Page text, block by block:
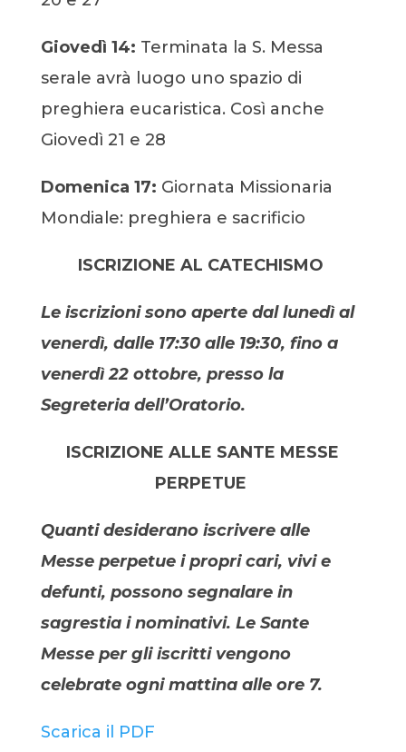
Giovedì 14: Terminata la S. Messa
serale avrà luogo uno spazio di
preghiera eucaristica. Così anche
Giovedì 21 e 28
Domenica 17: Giornata Missionaria
Mondiale: preghiera e sacrificio
ISCRIZIONE AL CATECHISMO
Le iscrizioni sono aperte dal lunedì al
venerdì, dalle 17:30 alle 19:30, fino a
venerdì 22 ottobre, presso la
Segreteria dell’Oratorio.
ISCRIZIONE ALLE SANTE MESSE
PERPETUE
Quanti desiderano iscrivere alle
Messe perpetue i propri cari, vivi e
defunti, possono segnalare in
sagrestia i nominativi. Le Sante
Messe per gli iscritti vengono
celebrate ogni mattina alle ore 7.
Scarica il PDF